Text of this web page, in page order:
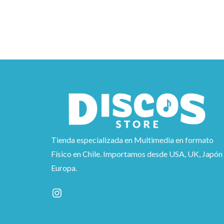
Tienda especializada en Multimedia en formato
Físico en Chile. Importamos desde USA, UK, Japón
Europa.